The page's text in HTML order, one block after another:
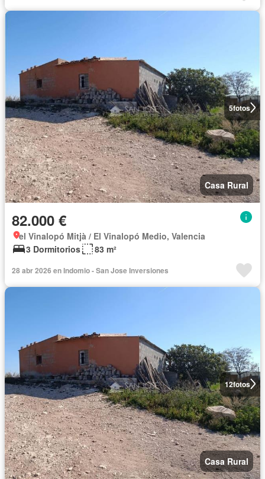
5fotos
Casa Rural
82.000 €
el Vinalopó Mitjà / El Vinalopó Medio, Valencia
3 Dormitorios
83 m²
28 abr 2026 en Indomio - San Jose Inversiones
12fotos
Casa Rural